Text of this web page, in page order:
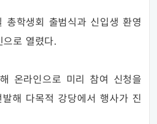
총학생회 출범식과 신입생 환영
로 열렸다.
온라인으로 미리 참여 신청을
해 다목적 강당에서 행사가 진